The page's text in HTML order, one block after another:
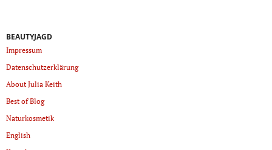
BEAUTYJAGD
Impressum
Datenschutzerklärung
About Julia Keith
Best of Blog
Naturkosmetik
English